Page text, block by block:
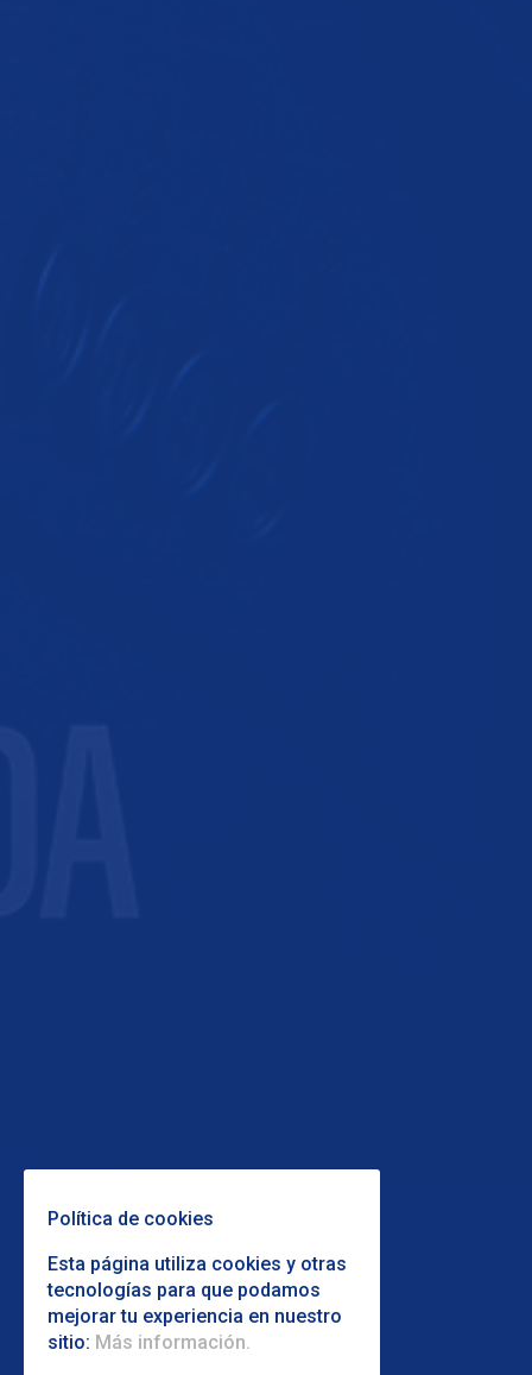
Política de cookies
Esta página utiliza cookies y otras
tecnologías para que podamos
mejorar tu experiencia en nuestro
sitio: Más información.